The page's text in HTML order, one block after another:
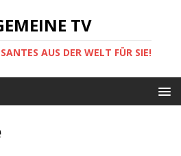
TV
AUS DER WELT FÜR SIE!